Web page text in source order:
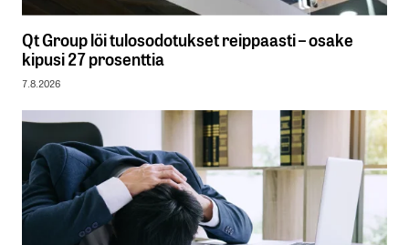
Qt Group löi tulosodotukset reippaasti – osake
kipusi 27 prosenttia
7.8.2026